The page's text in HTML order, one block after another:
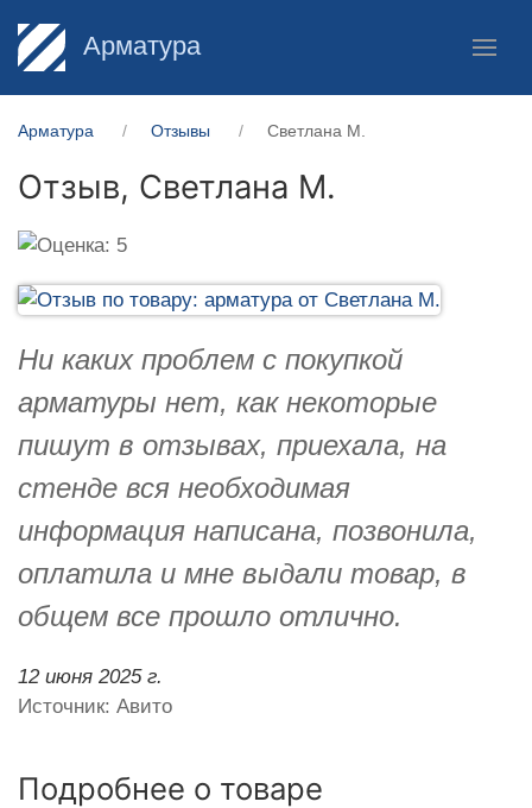
Арматура
Арматура Отзывы Светлана М.
Отзыв, Светлана М.
Ни каких проблем с покупкой
арматуры нет, как некоторые
пишут в отзывах, приехала, на
стенде вся необходимая
информация написана, позвонила,
оплатила и мне выдали товар, в
общем все прошло отлично.
12 июня 2025 г.
Источник: Авито
Подробнее о товаре